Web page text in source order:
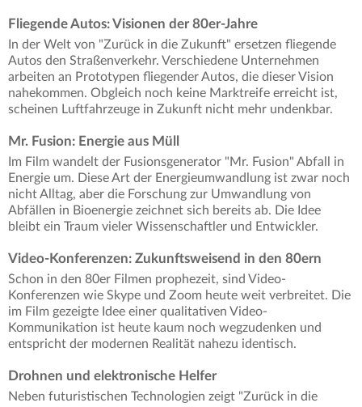
Fliegende Autos: Visionen der 80er-Jahre
In der Welt von "Zurück in die Zukunft" ersetzen fliegende
Autos den Straßenverkehr. Verschiedene Unternehmen
arbeiten an Prototypen fliegender Autos, die dieser Vision
nahekommen. Obgleich noch keine Marktreife erreicht ist,
scheinen Luftfahrzeuge in Zukunft nicht mehr undenkbar.
Mr. Fusion: Energie aus Müll
Im Film wandelt der Fusionsgenerator "Mr. Fusion" Abfall in
Energie um. Diese Art der Energieumwandlung ist zwar noch
nicht Alltag, aber die Forschung zur Umwandlung von
Abfällen in Bioenergie zeichnet sich bereits ab. Die Idee
bleibt ein Traum vieler Wissenschaftler und Entwickler.
Video-Konferenzen: Zukunftsweisend in den 80ern
Schon in den 80er Filmen prophezeit, sind Video-
Konferenzen wie Skype und Zoom heute weit verbreitet. Die
im Film gezeigte Idee einer qualitativen Video-
Kommunikation ist heute kaum noch wegzudenken und
entspricht der modernen Realität nahezu identisch.
Drohnen und elektronische Helfer
Neben futuristischen Technologien zeigt "Zurück in die